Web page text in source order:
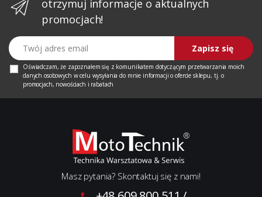
otrzymuj informacje o aktualnych
promocjach!
Twój adres email
Zapisz się
Oświadczam, że zapoznałem się z komunikatem dotyczącym przetwarzania moich
danych osobowych w celu wysyłania do mnie informacji o ofercie sklepu, tj. o
promocjach, nowościach i rabatach
Masz pytania? Skontaktuj się z nami!